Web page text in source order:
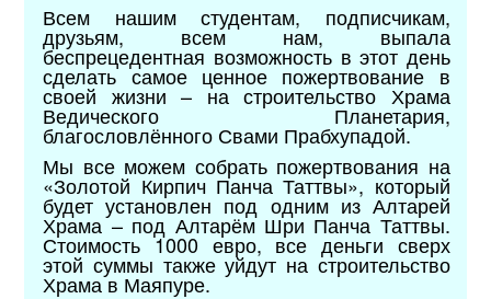
Всем нашим студентам, подписчикам,
друзьям, всем нам, выпала
беспрецедентная возможность в этот день
сделать самое ценное пожертвование в
своей жизни – на строительство Храма
Ведического Планетария,
благословлённого Свами Прабхупадой.
Мы все можем собрать пожертвования на
«Золотой Кирпич Панча Таттвы», который
будет установлен под одним из Алтарей
Храма – под Алтарём Шри Панча Таттвы.
Стоимость 1000 евро, все деньги сверх
этой суммы также уйдут на строительство
Храма в Маяпуре.